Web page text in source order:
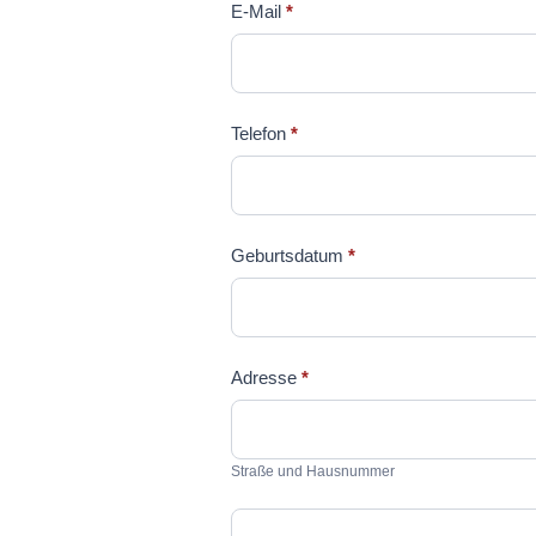
E-Mail *
Telefon *
Geburtsdatum *
Adresse *
Hausnummer
Straße und Hausnummer